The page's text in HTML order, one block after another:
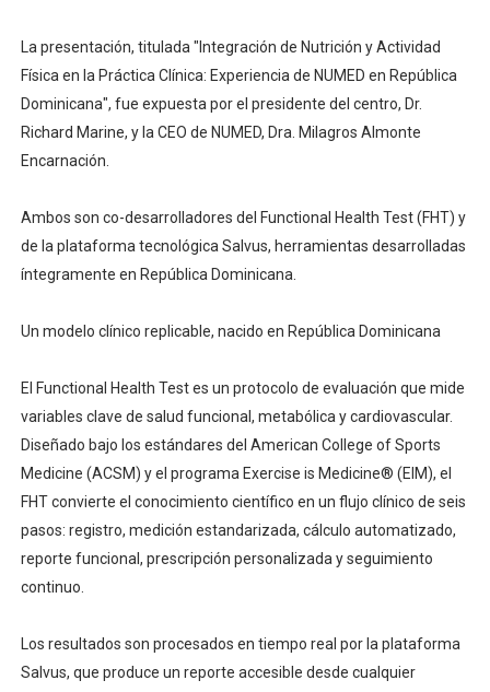
La presentación, titulada "Integración de Nutrición y Actividad
Física en la Práctica Clínica: Experiencia de NUMED en República
Dominicana", fue expuesta por el presidente del centro, Dr.
Richard Marine, y la CEO de NUMED, Dra. Milagros Almonte
Encarnación.
Ambos son co-desarrolladores del Functional Health Test (FHT) y
de la plataforma tecnológica Salvus, herramientas desarrolladas
íntegramente en República Dominicana.
Un modelo clínico replicable, nacido en República Dominicana
El Functional Health Test es un protocolo de evaluación que mide
variables clave de salud funcional, metabólica y cardiovascular.
Diseñado bajo los estándares del American College of Sports
Medicine (ACSM) y el programa Exercise is Medicine®️ (EIM), el
FHT convierte el conocimiento científico en un flujo clínico de seis
pasos: registro, medición estandarizada, cálculo automatizado,
reporte funcional, prescripción personalizada y seguimiento
continuo.
Los resultados son procesados en tiempo real por la plataforma
Salvus, que produce un reporte accesible desde cualquier